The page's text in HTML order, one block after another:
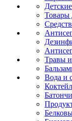
Товары
Травы
Вода и